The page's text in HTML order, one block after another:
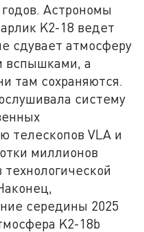
Астрономы
K2-18 ведет
сдувает атмосферу
вспышками, а
там сохраняются.
систему
телескопов VLA и
миллионов
середины 2025
K2-18b